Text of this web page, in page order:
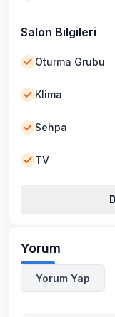
Salon Bilgileri
Oturma Grubu
Klima
Sehpa
TV
Yorum
Yorum Yap